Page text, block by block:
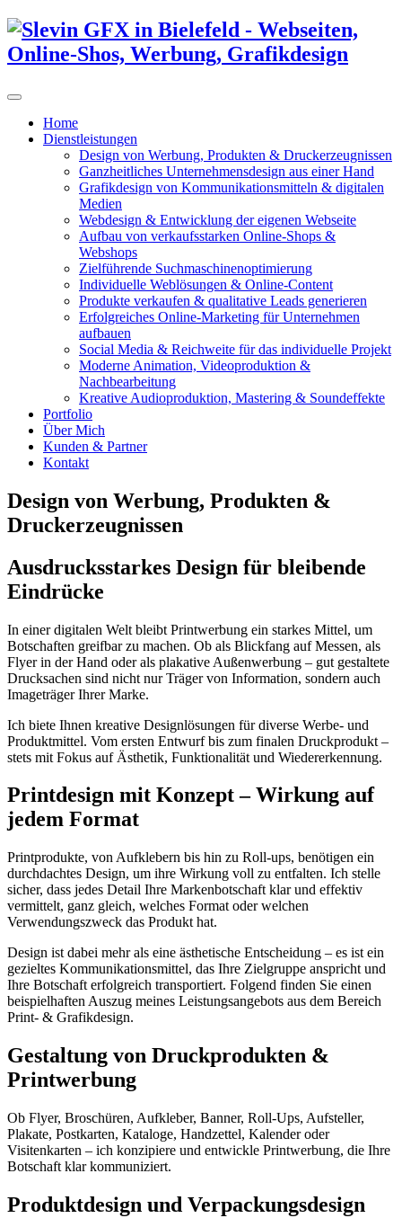
Home
Dienstleistungen
Design von Werbung, Produkten & Druckerzeugnissen
Ganzheitliches Unternehmensdesign aus einer Hand
Grafikdesign von Kommunikationsmitteln & digitalen
Medien
Webdesign & Entwicklung der eigenen Webseite
Aufbau von verkaufsstarken Online-Shops &
Webshops
Zielführende Suchmaschinenoptimierung
Individuelle Weblösungen & Online-Content
Produkte verkaufen & qualitative Leads generieren
Erfolgreiches Online-Marketing für Unternehmen
aufbauen
Social Media & Reichweite für das individuelle Projekt
Moderne Animation, Videoproduktion &
Nachbearbeitung
Kreative Audioproduktion, Mastering & Soundeffekte
Portfolio
Über Mich
Kunden & Partner
Kontakt
Design von Werbung, Produkten &
Druckerzeugnissen
Ausdrucksstarkes Design für bleibende
Eindrücke
In einer digitalen Welt bleibt Printwerbung ein starkes Mittel, um
Botschaften greifbar zu machen. Ob als Blickfang auf Messen, als
Flyer in der Hand oder als plakative Außenwerbung – gut gestaltete
Drucksachen sind nicht nur Träger von Information, sondern auch
Imageträger Ihrer Marke.
Ich biete Ihnen kreative Designlösungen für diverse Werbe- und
Produktmittel. Vom ersten Entwurf bis zum finalen Druckprodukt –
stets mit Fokus auf Ästhetik, Funktionalität und Wiedererkennung.
Printdesign mit Konzept – Wirkung auf
jedem Format
Printprodukte, von Aufklebern bis hin zu Roll-ups, benötigen ein
durchdachtes Design, um ihre Wirkung voll zu entfalten. Ich stelle
sicher, dass jedes Detail Ihre Markenbotschaft klar und effektiv
vermittelt, ganz gleich, welches Format oder welchen
Verwendungszweck das Produkt hat.
Design ist dabei mehr als eine ästhetische Entscheidung – es ist ein
gezieltes Kommunikationsmittel, das Ihre Zielgruppe anspricht und
Ihre Botschaft erfolgreich transportiert. Folgend finden Sie einen
beispielhaften Auszug meines Leistungsangebots aus dem Bereich
Print- & Grafikdesign.
Gestaltung von Druckprodukten &
Printwerbung
Ob Flyer, Broschüren, Aufkleber, Banner, Roll-Ups, Aufsteller,
Plakate, Postkarten, Kataloge, Handzettel, Kalender oder
Visitenkarten – ich konzipiere und entwickle Printwerbung, die Ihre
Botschaft klar kommuniziert.
Produktdesign und Verpackungsdesign